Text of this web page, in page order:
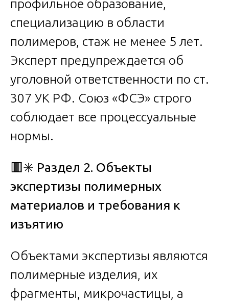
профильное образование,
специализацию в области
полимеров, стаж не менее 5 лет.
Эксперт предупреждается об
уголовной ответственности по ст.
307 УК РФ. Союз «ФСЭ» строго
соблюдает все процессуальные
нормы.
🟥✳️ Раздел 2. Объекты
экспертизы полимерных
материалов и требования к
изъятию
Объектами экспертизы являются
полимерные изделия, их
фрагменты, микрочастицы, а